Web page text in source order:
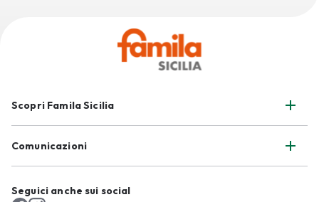
Scopri Famila Sicilia
Comunicazioni
Seguici anche sui social